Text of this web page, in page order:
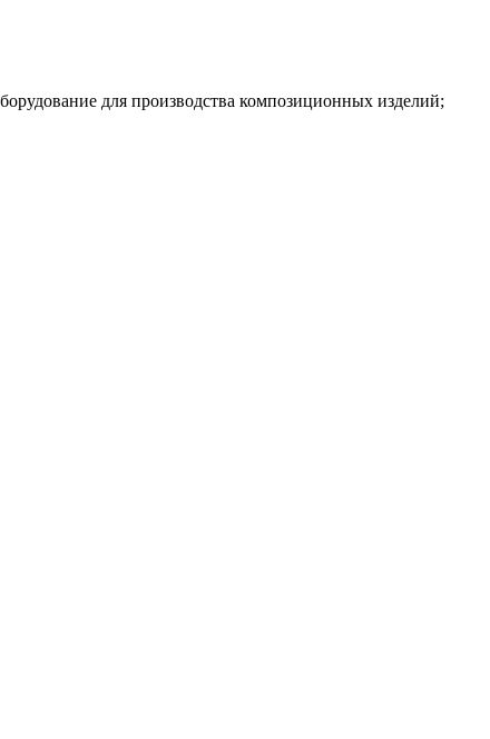
для производства композиционных изделий;